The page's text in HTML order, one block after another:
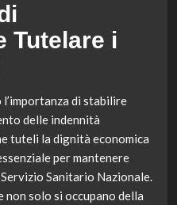
Tutelare i
di stabilire
delle indennità
tuteli la dignità economica
per mantenere
Sanitario Nazionale.
solo si occupano della